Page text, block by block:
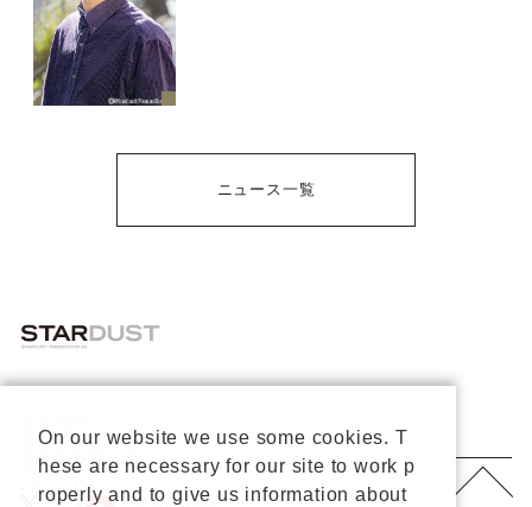
ニュース一覧
プライバシーポリシー
お問い合わせ
About Us
On our website we use some cookies. T
hese are necessary for our site to work p
roperly and to give us information about